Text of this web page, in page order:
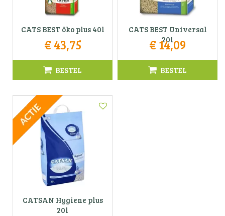
CATS BEST öko plus 40l
€ 43,75
BESTEL
CATS BEST Universal
20l
€ 14,09
BESTEL
CATSAN Hygiene plus
20l